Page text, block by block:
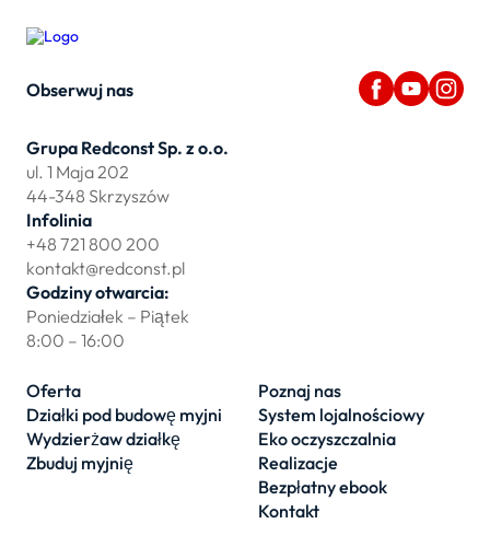
Obserwuj nas
Grupa Redconst Sp. z o.o.
ul. 1 Maja 202
44-348 Skrzyszów
Infolinia
+48 721 800 200
kontakt@redconst.pl
Godziny otwarcia:
Poniedziałek – Piątek
8:00 – 16:00
Oferta
Działki pod budowę myjni
Wydzierżaw działkę
Zbuduj myjnię
Poznaj nas
System lojalnościowy
Eko oczyszczalnia
Realizacje
Bezpłatny ebook
Kontakt